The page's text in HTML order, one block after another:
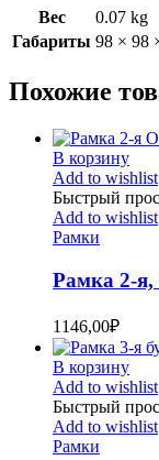
Вес
0.07 kg
Габариты 98 × 98
Похожие
В корзину
Add to wishlist
Быстрый
Add to wishlist
Рамки
Рамка 2-
1146,00₽
В корзину
Add to wishlist
Быстрый
Add to wishlist
Рамки